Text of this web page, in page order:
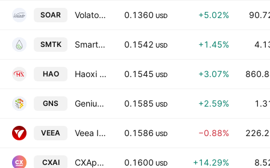
SOAR Volato Group, Inc. Class A 0.1360 USD +5.02%
SMTK SmartKem, Inc. 0.1542 USD +1.45%
HAO Haoxi Health Technology Limited Class A 0.1545 USD +3.07%
GNS Genius Group Limited 0.1585 USD +2.59%
VEEA Veea Inc. 0.1586 USD −0.88%
CXAI CXApp Inc. Class A 0.1600 USD +14.29%